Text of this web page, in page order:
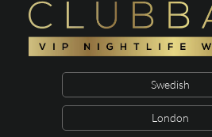
Swedish
London